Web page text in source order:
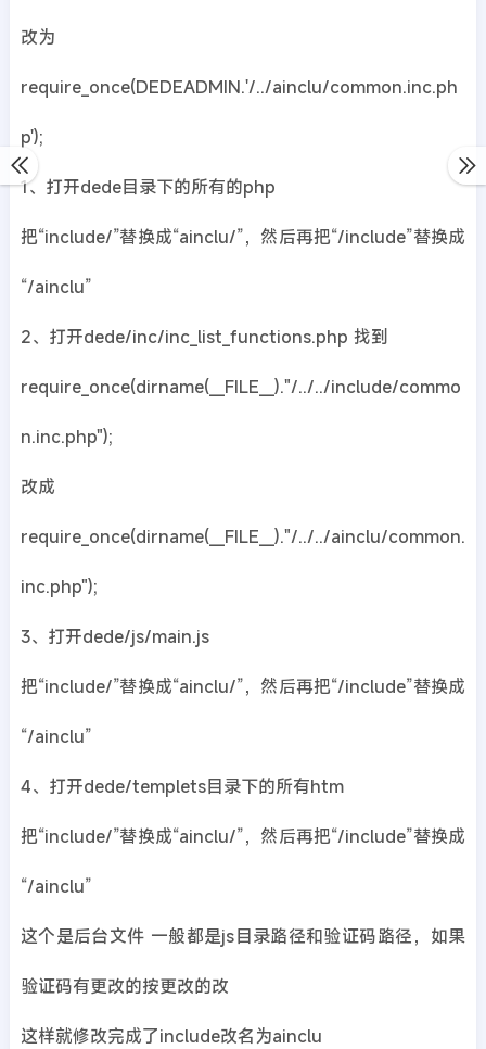
改为
require_once(DEDEADMIN.'/../ainclu/common.inc.ph
p');
1、打开dede目录下的所有的php
把“include/”替换成“ainclu/”，然后再把“/include”替换成
“/ainclu”
2、打开dede/inc/inc_list_functions.php 找到
require_once(dirname(__FILE__)."/../../include/commo
n.inc.php");
改成
require_once(dirname(__FILE__)."/../../ainclu/common.
inc.php");
3、打开dede/js/main.js
把“include/”替换成“ainclu/”，然后再把“/include”替换成
“/ainclu”
4、打开dede/templets目录下的所有htm
把“include/”替换成“ainclu/”，然后再把“/include”替换成
“/ainclu”
这个是后台文件 一般都是js目录路径和验证码路径，如果
验证码有更改的按更改的改
这样就修改完成了include改名为ainclu